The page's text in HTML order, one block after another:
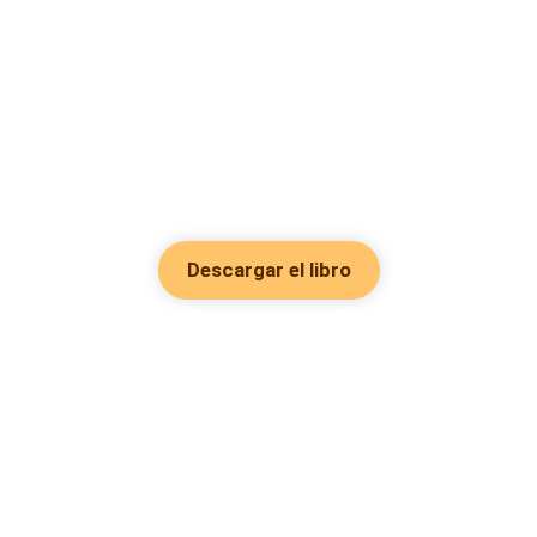
Descargar el libro